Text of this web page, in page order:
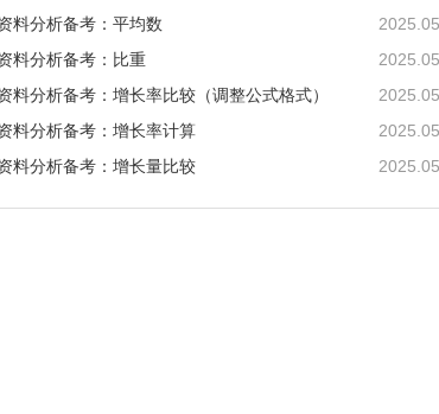
料分析备考：平均数
料分析备考：比重
料分析备考：增长率比较（调整公式格式）
料分析备考：增长率计算
料分析备考：增长量比较